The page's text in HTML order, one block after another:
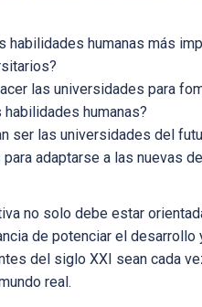
habilidades humanas más
las universidades para
humanas?
ser las universidades del
adaptarse a las nuevas
no solo debe estar
de potenciar el
del siglo XXI sean cada
real.